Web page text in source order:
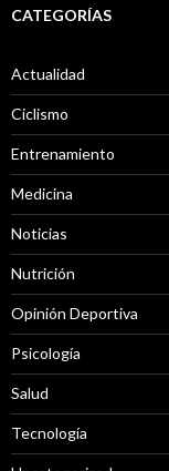
CATEGORÍAS
Actualidad
Ciclismo
Entrenamiento
Medicina
Noticias
Nutrición
Opinión Deportiva
Psicología
Salud
Tecnología